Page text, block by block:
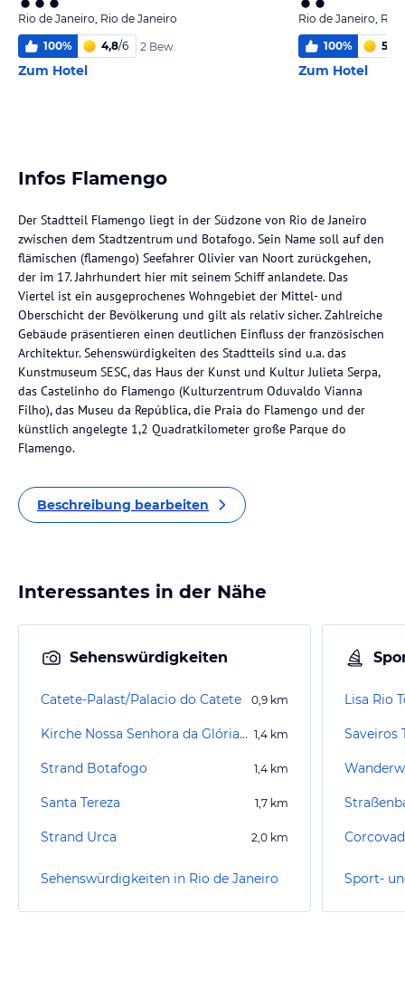
Rio de Janeiro, Rio de Janeiro
100% 4,8/6 2 Bew.
Zum Hotel
Rio de Janeiro, Rio
100% 5,0
Zum Hotel
Infos Flamengo
Der Stadtteil Flamengo liegt in der Südzone von Rio de Janeiro
zwischen dem Stadtzentrum und Botafogo. Sein Name soll auf den
flämischen (flamengo) Seefahrer Olivier van Noort zurückgehen,
der im 17. Jahrhundert hier mit seinem Schiff anlandete. Das
Viertel ist ein ausgeprochenes Wohngebiet der Mittel- und
Oberschicht der Bevölkerung und gilt als relativ sicher. Zahlreiche
Gebäude präsentieren einen deutlichen Einfluss der französischen
Architektur. Sehenswürdigkeiten des Stadtteils sind u.a. das
Kunstmuseum SESC, das Haus der Kunst und Kultur Julieta Serpa,
das Castelinho do Flamengo (Kulturzentrum Oduvaldo Vianna
Filho), das Museu da República, die Praia do Flamengo und der
künstlich angelegte 1,2 Quadratkilometer große Parque do
Flamengo.
Beschreibung bearbeiten
Interessantes in der Nähe
Sehenswürdigkeiten
Catete-Palast/Palacio do Catete 0,9 km
Kirche Nossa Senhora da Glória do Outeiro 1,4 km
Strand Botafogo 1,4 km
Santa Tereza 1,7 km
Strand Urca 2,0 km
Sehenswürdigkeiten in Rio de Janeiro
Lisa Rio
Saveiros